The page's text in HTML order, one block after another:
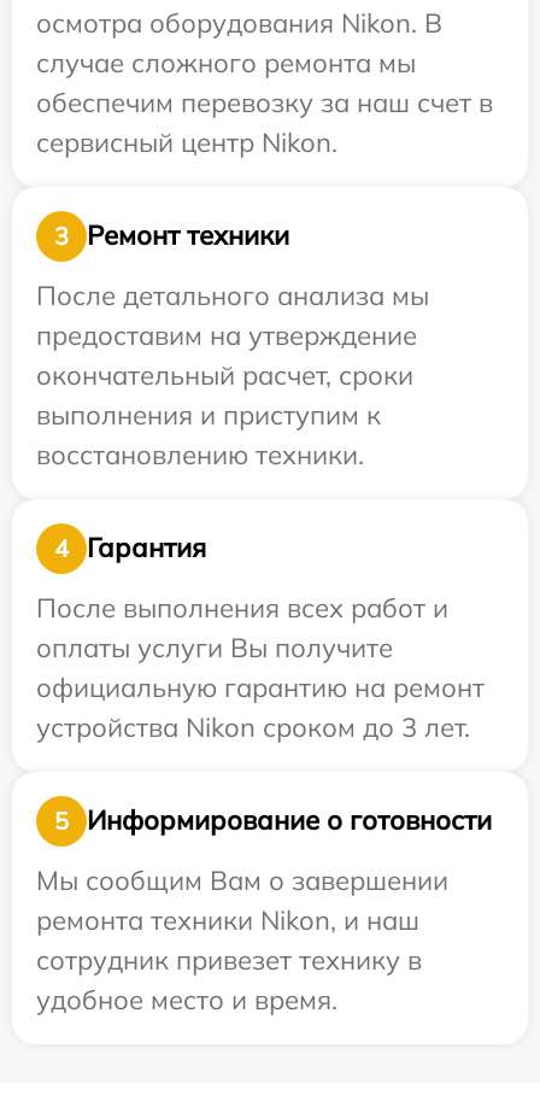
осмотра оборудования Nikon. В
случае сложного ремонта мы
обеспечим перевозку за наш счет в
сервисный центр Nikon.
3
Ремонт техники
После детального анализа мы
предоставим на утверждение
окончательный расчет, сроки
выполнения и приступим к
восстановлению техники.
4
Гарантия
После выполнения всех работ и
оплаты услуги Вы получите
официальную гарантию на ремонт
устройства Nikon сроком до 3 лет.
5
Информирование о готовности
Мы сообщим Вам о завершении
ремонта техники Nikon, и наш
сотрудник привезет технику в
удобное место и время.